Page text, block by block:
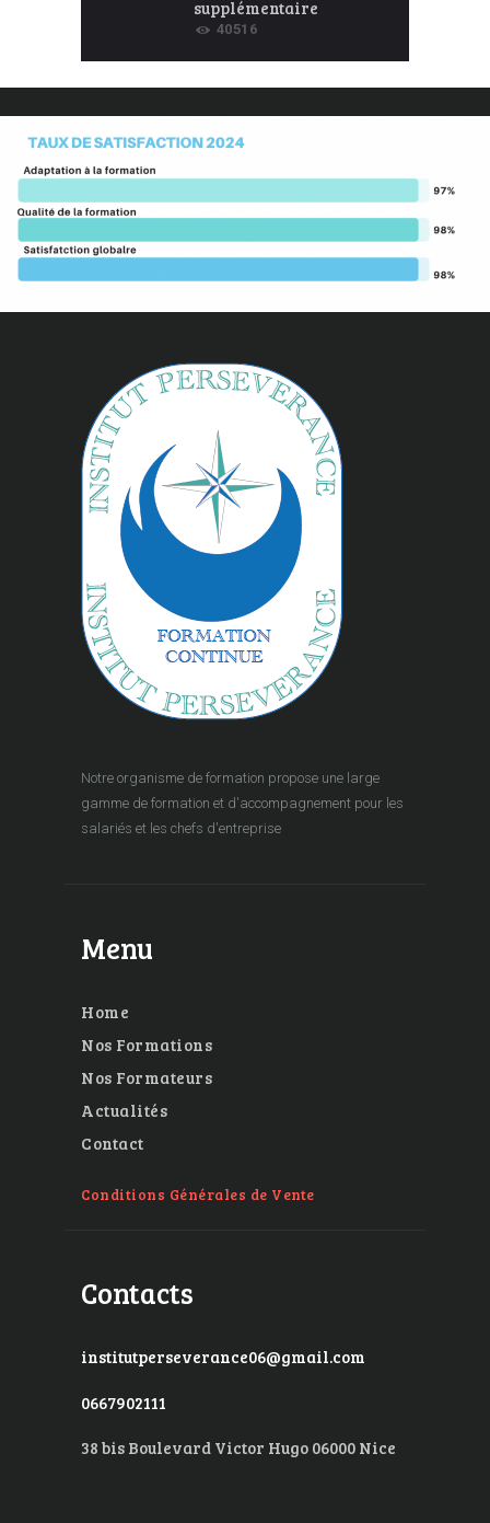
supplémentaire
40516
Notre organisme de formation propose une large
gamme de formation et d'accompagnement pour les
salariés et les chefs d'entreprise
Menu
Home
Nos Formations
Nos Formateurs
Actualités
Contact
Conditions Générales de Vente
Contacts
institutperseverance06@gmail.com
0667902111
38 bis Boulevard Victor Hugo 06000 Nice